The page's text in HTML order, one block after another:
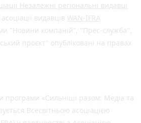
Незалежні регіональні видавці
видавців WAN-IFRA
"Новини компаній", "Прес-служба",
проєкт" опубліковані на правах
програми «Сильніші разом: Медіа та
Всесвітньою асоціацією